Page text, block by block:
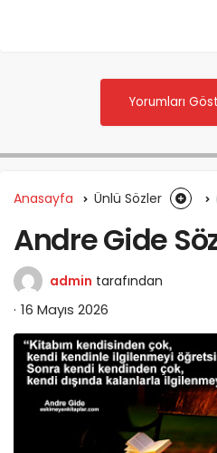
Yorumları
Anasayfa Ünlü Sözler
Andre Gide
admin tarafından
16 Mayıs 2026